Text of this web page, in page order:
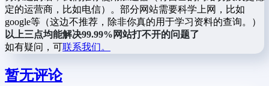
定的运营商，比如电信）。部分网站需要科学上网，比如
google等（这边不推荐，除非你真的用于学习资料的查询。）
以上三点均能解决99.99%网站打不开的问题了
如有疑问，可联系我们。
暂无评论